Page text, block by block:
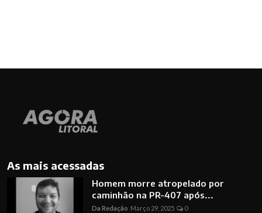
As mais acessadas
Homem morre atropelado por
caminhão na PR-407 após...
Da Redação Março 29, 2025 0